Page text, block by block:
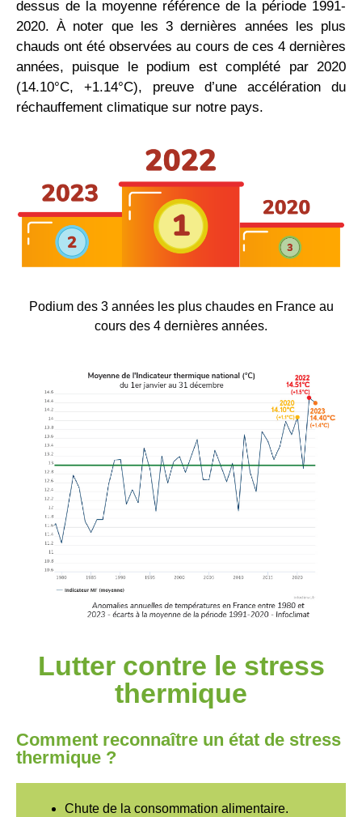
dessus de la moyenne référence de la période 1991-
2020. À noter que les 3 dernières années les plus
chauds ont été observées au cours de ces 4 dernières
années, puisque le podium est complété par 2020
(14.10°C, +1.14°C), preuve d’une accélération du
réchauffement climatique sur notre pays.
Podium des 3 années les plus chaudes en France au
cours des 4 dernières années.
Lutter contre le stress
thermique
Comment reconnaître un état de stress
thermique ?
Chute de la consommation alimentaire.